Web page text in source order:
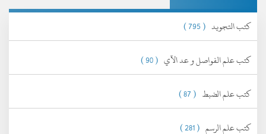
كتب التجويد ( 795 )
كتب علم الفواصل و عد الآي ( 90 )
كتب علم الضبط ( 87 )
كتب علم الرسم ( 281 )